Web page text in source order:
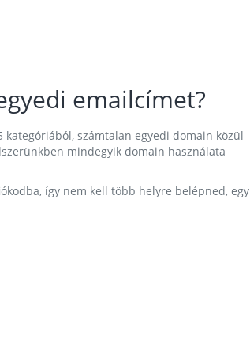
emailcímet?
számtalan egyedi domain közül
mindegyik domain használata
így nem kell több helyre belépned, egy